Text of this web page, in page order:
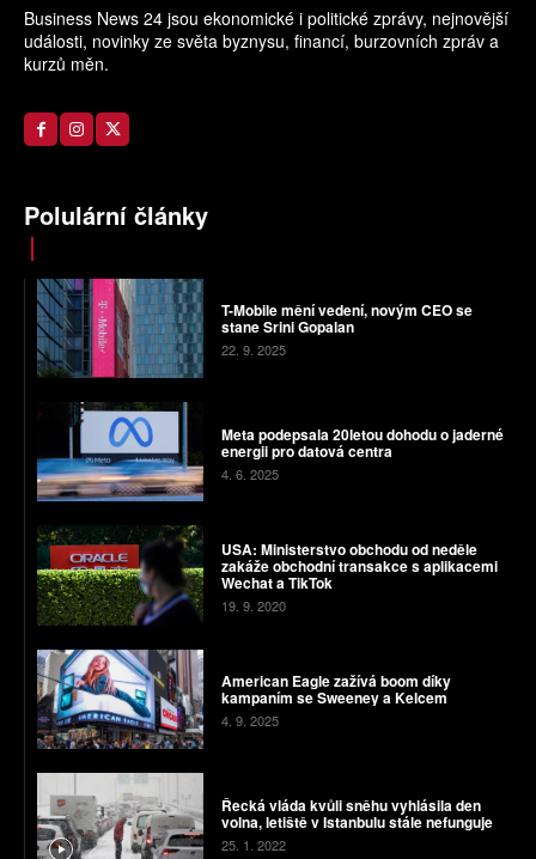
Business News 24 jsou ekonomické i politické zprávy, nejnovější
události, novinky ze světa byznysu, financí, burzovních zpráv a
kurzů měn.
Polulární články
T-Mobile mění vedení, novým CEO se
stane Srini Gopalan
22. 9. 2025
Meta podepsala 20letou dohodu o jaderné
energii pro datová centra
4. 6. 2025
USA: Ministerstvo obchodu od neděle
zakáže obchodní transakce s aplikacemi
Wechat a TikTok
19. 9. 2020
American Eagle zažívá boom díky
kampaním se Sweeney a Kelcem
4. 9. 2025
Řecká vláda kvůli sněhu vyhlásila den
volna, letiště v Istanbulu stále nefunguje
25. 1. 2022